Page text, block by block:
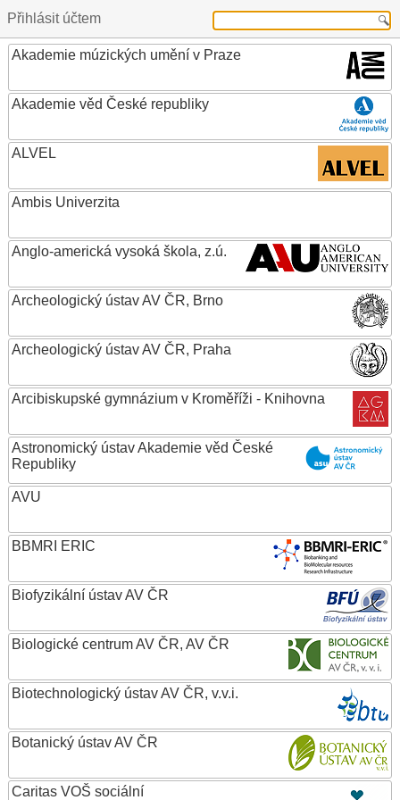
Přihlásit účtem
Akademie múzických umění v Praze
Akademie věd České republiky
ALVEL
Ambis Univerzita
Anglo-americká vysoká škola, z.ú.
Archeologický ústav AV ČR, Brno
Archeologický ústav AV ČR, Praha
Arcibiskupské gymnázium v Kroměříži - Knihovna
Astronomický ústav Akademie věd České
Republiky
AVU
BBMRI ERIC
Biofyzikální ústav AV ČR
Biologické centrum AV ČR, AV ČR
Biotechnologický ústav AV ČR, v.v.i.
Botanický ústav AV ČR
Caritas VOŠ sociální